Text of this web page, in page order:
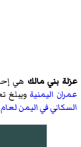
عزلة بني مالك هي
عمران اليمنية ويبلغ
السكاني في اليمن لعام 2004